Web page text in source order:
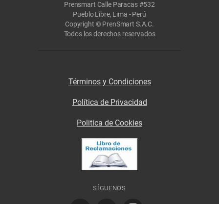
Prensmart Calle Paracas #532
Pueblo Libre, Lima - Perú
Copyright © PrenSmart S.A.C.
Todos los derechos reservados
Términos y Condiciones
Política de Privacidad
Politica de Cookies
SÍGUENOS